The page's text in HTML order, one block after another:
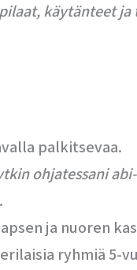
käytänteet
palkitsevaa.
ohjatessani
ja nuoren
ryhmiä 5-